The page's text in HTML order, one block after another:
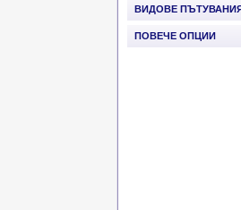
ВИДОВЕ
ПОВЕЧЕ ОПЦИИ